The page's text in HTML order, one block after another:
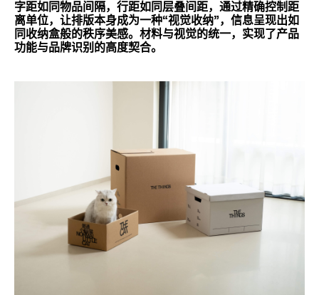
字距如同物品间隔，行距如同层叠间距，通过精确控制距
离单位，让排版本身成为一种“视觉收纳”，信息呈现出如
同收纳盒般的秩序美感。材料与视觉的统一，实现了产品
功能与品牌识别的高度契合。